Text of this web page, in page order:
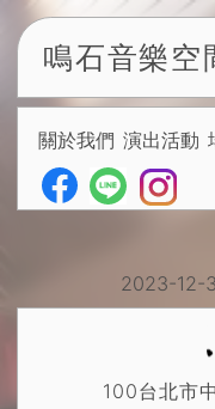
鳴石音樂空
關於我們 演出活動
2023-12-
100台北市